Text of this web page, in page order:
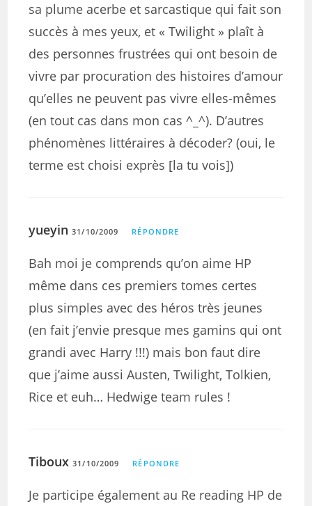
sa plume acerbe et sarcastique qui fait son
succès à mes yeux, et « Twilight » plaît à
des personnes frustrées qui ont besoin de
vivre par procuration des histoires d’amour
qu’elles ne peuvent pas vivre elles-mêmes
(en tout cas dans mon cas ^_^). D’autres
phénomènes littéraires à décoder? (oui, le
terme est choisi exprès [la tu vois])
yueyin 31/10/2009 RÉPONDRE
Bah moi je comprends qu’on aime HP
même dans ces premiers tomes certes
plus simples avec des héros très jeunes
(en fait j’envie presque mes gamins qui ont
grandi avec Harry !!!) mais bon faut dire
que j’aime aussi Austen, Twilight, Tolkien,
Rice et euh… Hedwige team rules !
Tiboux 31/10/2009 RÉPONDRE
Je participe également au Re reading HP de